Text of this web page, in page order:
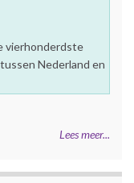
vierhonderdste
Nederland en
Lees meer...